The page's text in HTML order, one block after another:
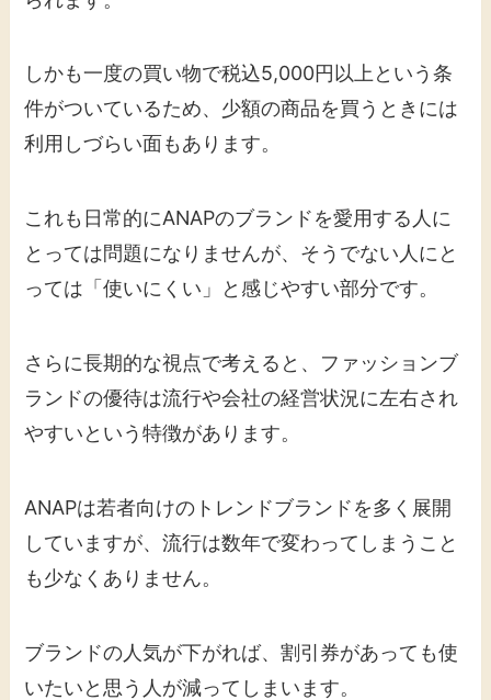
しかも一度の買い物で税込5,000円以上という条
件がついているため、少額の商品を買うときには
利用しづらい面もあります。
これも日常的にANAPのブランドを愛用する人に
とっては問題になりませんが、そうでない人にと
っては「使いにくい」と感じやすい部分です。
さらに長期的な視点で考えると、ファッションブ
ランドの優待は流行や会社の経営状況に左右され
やすいという特徴があります。
ANAPは若者向けのトレンドブランドを多く展開
していますが、流行は数年で変わってしまうこと
も少なくありません。
ブランドの人気が下がれば、割引券があっても使
いたいと思う人が減ってしまいます。